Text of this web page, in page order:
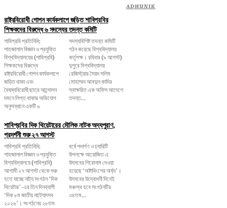
ADHUNIK
রাষ্ট্রবিরোধী গোপন কার্যকলাপে জড়িত শাবিপ্রবির
শিক্ষকদের বিরুদ্ধে ৬ সদস্যের তদন্ত কমিটি
শাবিপ্রবি প্রতিনিধি:
শাহজালাল বিজ্ঞান ও প্রযুক্তি
বিশ্ববিদ্যালয়ের (শাবিপ্রবি)
শিক্ষকদের বিরুদ্ধে
রাষ্ট্রবিরোধী গোপন কার্যকলাপে
জড়িত থাকা এবং
বৈষম্যবিরোধী ছাত্র আন্দোলন
দমনে লিপ্ত থাকার অভিযোগ
অনুসন্ধানে একটি ৬
সদস্যবিশিষ্ট তদন্ত কমিটি
গঠন করেছে বিশ্ববিদ্যালয়
কর্তৃপক্ষ। রবিবার (৯ আগস্ট)
দুপুরে বিশ্ববিদ্যালয়
রেজিস্ট্রার সৈয়দ সলিম
মোহাম্মদ আবদুল কাদির
স্বাক্ষরিত এক অফিস আদেশে
তদন্ত...
শাবিপ্রবির দিক থিয়েটারের মৌলিক নাটক অদ্যপুরাণ,
প্রদর্শনী শুরু ২৭ আগস্ট
শাবিপ্রবি প্রতিনিধি:
শাহজালাল বিজ্ঞান ও প্রযুক্তি
বিশ্ববিদ্যালয়ে (শাবিপ্রবি)
আগামী ২৭ আগস্ট থেকে শুরু
হতে যাচ্ছে নাট্য সংগঠন ‘দিক
থিয়েটার’-এর তিন দিনব্যাপী
‘দিক ৮ম জাতীয় নাট্যোৎসব
২০২৬’। সংগঠনের ২৮তম
বর্ষে পদার্পণ ও চ্যারিটি
উপলক্ষে আয়োজিত এ
উৎসবের শিরোনাম দেওয়া
হয়েছে ‘অষ্টাবিংশের অর্ঘ্য’।
উৎসবের উদ্বোধনী দিনেই
মঞ্চস্থ হবে সংগঠনটির
৩৪তম...